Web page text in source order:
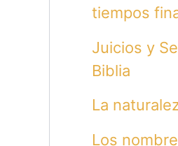
tiempos
Juicios y
Biblia
La
Los